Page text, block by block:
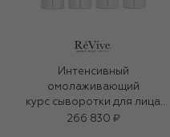
Интенсивный
омолаживающий
курс сыворотки для лица
(4x5ml)
266 830 ₽